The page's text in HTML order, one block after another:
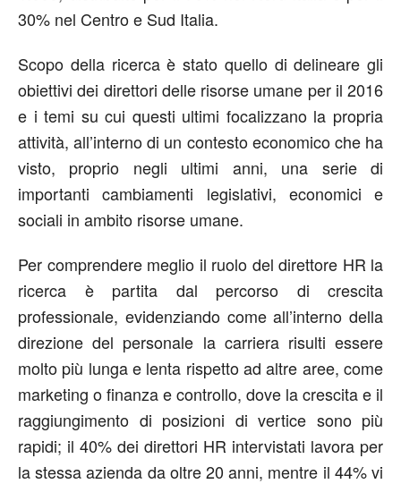
30% nel Centro e Sud Italia.
Scopo della ricerca è stato quello di delineare gli
obiettivi dei direttori delle risorse umane per il 2016
e i temi su cui questi ultimi focalizzano la propria
attività, all’interno di un contesto economico che ha
visto, proprio negli ultimi anni, una serie di
importanti cambiamenti legislativi, economici e
sociali in ambito risorse umane.
Per comprendere meglio il ruolo del direttore HR la
ricerca è partita dal percorso di crescita
professionale, evidenziando come all’interno della
direzione del personale la carriera risulti essere
molto più lunga e lenta rispetto ad altre aree, come
marketing o finanza e controllo, dove la crescita e il
raggiungimento di posizioni di vertice sono più
rapidi; il 40% dei direttori HR intervistati lavora per
la stessa azienda da oltre 20 anni, mentre il 44% vi